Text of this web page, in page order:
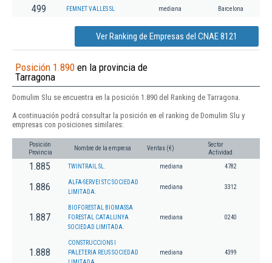
499 FEMNET VALLES SL mediana Barcelona
Ver Ranking de Empresas del CNAE 8121
Posición 1.890 en la provincia de
Tarragona
Domulim Slu se encuentra en la posición 1.890 del Ranking de Tarragona.
A continuación podrá consultar la posición en el ranking de Domulim Slu y
empresas con posiciones similares:
Posición
Provincia
Nombre de la empresa Ventas (€)
Sector
Actividad
1.885 TWINTRAIL SL. mediana 4782
1.886
ALFA-SERVEI STC SOCIEDAD
LIMITADA.
mediana 3312
1.887
BIOFORESTAL BIOMASSA
FORESTAL CATALUNYA
SOCIEDAD LIMITADA.
mediana 0240
1.888
CONSTRUCCIONS I
PALETERIA REUS SOCIEDAD
mediana 4399